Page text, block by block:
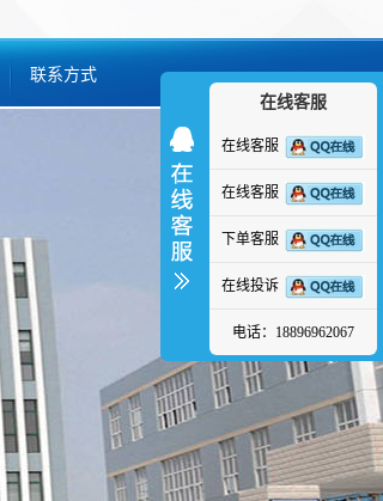
联系方式
在线客服
在线客服
在线客服
下单客服
在线投诉
电话：18896962067